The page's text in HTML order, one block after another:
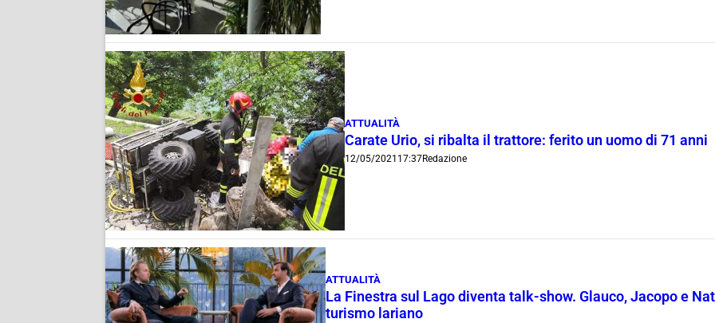
ATTUALITÀ
Carate Urio, si ribalta il trattore: ferito un uomo di 71 anni
12/05/2021 17:37Redazione
ATTUALITÀ
La Finestra sul Lago diventa talk-show. Glauco, Jacopo e
turismo lariano